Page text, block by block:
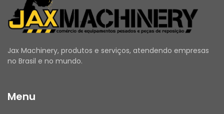
Jax Machinery, produtos e serviços, atendendo empresas
no Brasil e no mundo.
Menu